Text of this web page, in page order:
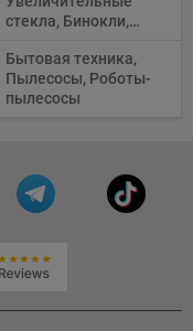
стекла, Бинокли,
Телескопы,
Прицелы,
Микроскопы,
Бытовая техника,
Пылесосы, Роботы-
пылесосы